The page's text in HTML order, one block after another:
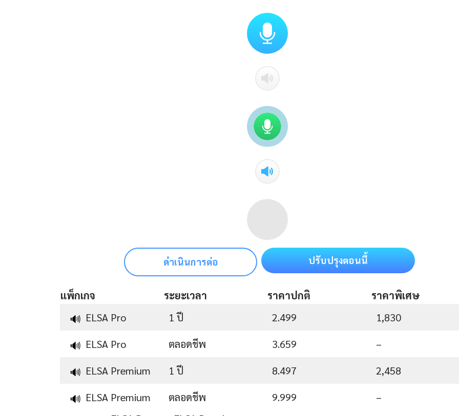
ดำเนินการต่อ ปรับปรุงตอนนี้
แพ็กเกจ ระยะเวลา ราคาปกติ
ราคาพิเศษ
🔊 ELSA Pro 1 ปี 2.499 1,830
🔊 ELSA Pro ตลอดชีพ 3.659 –
🔊 ELSA Premium 1 ปี 8.497 2,458
🔊 ELSA Premium ตลอดชีพ 9.999
–